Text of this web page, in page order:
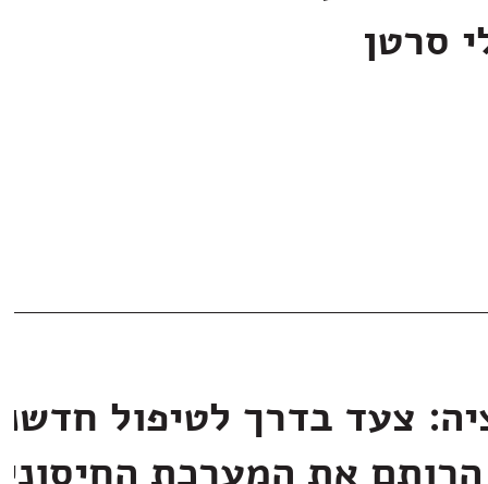
סרטן
צעד בדרך לטיפול
את המערכת